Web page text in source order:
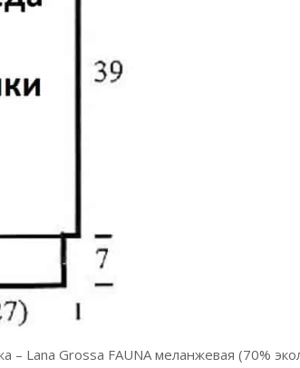
– Lana Grossa FAUNA меланжевая (70%